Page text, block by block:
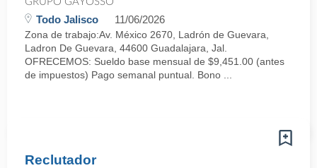
Todo Jalisco 11/06/2026
Zona de trabajo:Av. México 2670, Ladrón de Guevara,
Ladron De Guevara, 44600 Guadalajara, Jal.
OFRECEMOS: Sueldo base mensual de $9,451.00 (antes
de impuestos) Pago semanal puntual. Bono ...
Reclutador